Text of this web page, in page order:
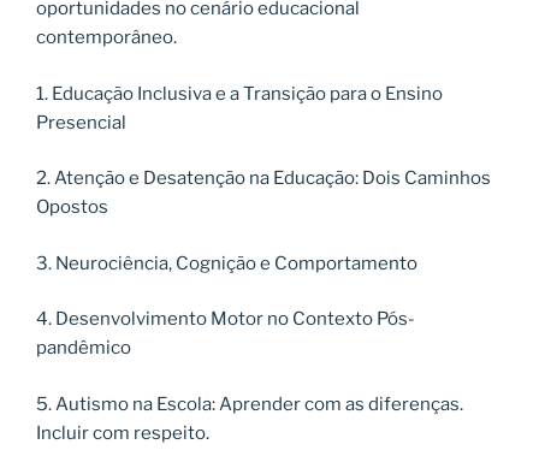
oportunidades no cenário educacional
contemporâneo.
1. Educação Inclusiva e a Transição para o Ensino
Presencial
2. Atenção e Desatenção na Educação: Dois Caminhos
Opostos
3. Neurociência, Cognição e Comportamento
4. Desenvolvimento Motor no Contexto Pós-
pandêmico
5. Autismo na Escola: Aprender com as diferenças.
Incluir com respeito.